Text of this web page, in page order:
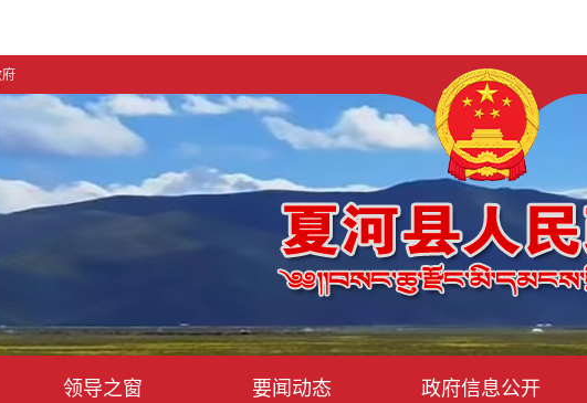
领导之窗 要闻动态 政府信息公开